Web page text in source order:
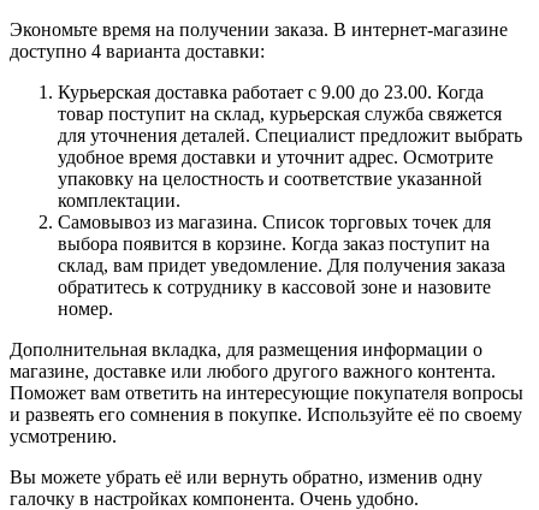
Экономьте время на получении заказа. В интернет-магазине
доступно 4 варианта доставки:
Курьерская доставка работает с 9.00 до 23.00. Когда
товар поступит на склад, курьерская служба свяжется
для уточнения деталей. Специалист предложит выбрать
удобное время доставки и уточнит адрес. Осмотрите
упаковку на целостность и соответствие указанной
комплектации.
Самовывоз из магазина. Список торговых точек для
выбора появится в корзине. Когда заказ поступит на
склад, вам придет уведомление. Для получения заказа
обратитесь к сотруднику в кассовой зоне и назовите
номер.
Дополнительная вкладка, для размещения информации о
магазине, доставке или любого другого важного контента.
Поможет вам ответить на интересующие покупателя вопросы
и развеять его сомнения в покупке. Используйте её по своему
усмотрению.
Вы можете убрать её или вернуть обратно, изменив одну
галочку в настройках компонента. Очень удобно.